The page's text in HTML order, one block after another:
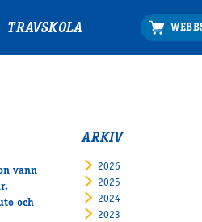
TRAVSKOLA
vann
och
ARKIV
2026
2025
2024
2023